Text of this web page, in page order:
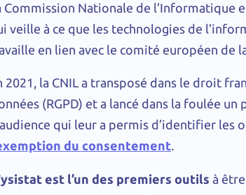
Commission Nationale de l’Informatique
veille à ce que les technologies de
en lien avec le comité européen de
2021, la CNIL a transposé dans le droit
(RGPD) et a lancé dans la foulée
qui leur a permis d’identifier
du consentement.
est l’un des premiers outils à